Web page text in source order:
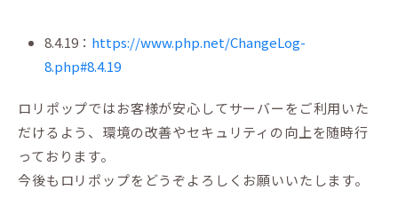
8.4.19： https://www.php.net/ChangeLog-
8.php#8.4.19
ロリポップではお客様が安心してサーバーをご利用いた
だけるよう、環境の改善やセキュリティの向上を随時行
っております。
今後もロリポップをどうぞよろしくお願いいたします。